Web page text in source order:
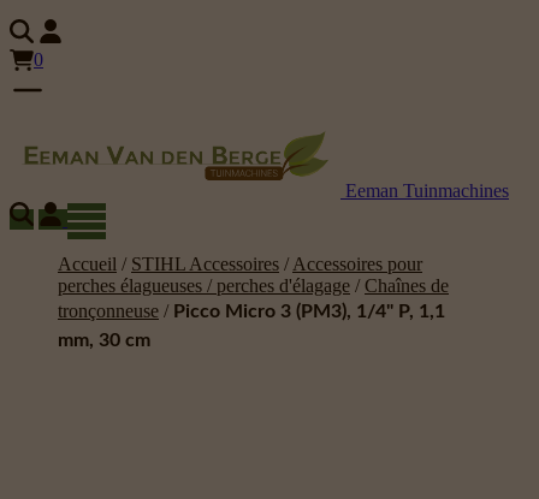
0
Eeman Tuinmachines
Accueil / STIHL Accessoires / Accessoires pour
perches élagueuses / perches d'élagage / Chaînes de
tronçonneuse / Picco Micro 3 (PM3), 1/4" P, 1,1
mm, 30 cm